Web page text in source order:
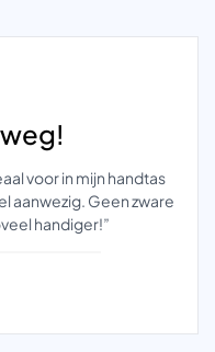
voor in mijn handtas
aanwezig. Geen zware
handiger!”